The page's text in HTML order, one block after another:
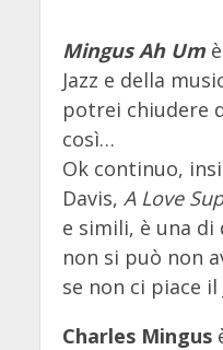
Mingus Ah Um
Jazz e della
potrei chiudere
così…
Ok continuo,
Davis, A Love
e simili, è una di
non si può non
se non ci piace il
Charles Mingus